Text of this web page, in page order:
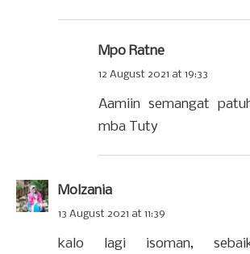
Mpo Ratne
12 August 2021 at 19:33
Aamiin semangat
mba Tuty
Molzania
13 August 2021 at 11:39
kalo lagi isoman,